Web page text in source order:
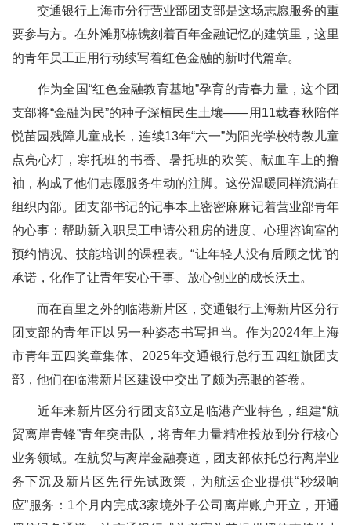
交通银行上海市分行营业部团支部是这场志愿服务的重
要参与方。在外滩那栋镌刻着百年金融记忆的建筑里，这里
的青年员工正用行动续写着红色金融的新时代篇章。
作为全国“红色金融教育基地”孕育的青春力量，这个团
支部将“金融为民”的种子深植民生土壤——用11载春秋陪伴
悦苗园残障儿童成长，连续13年“六一”为阳光学校特教儿童
点亮心灯，寒托班的书香、暑托班的欢笑、献血车上的撸
袖，构成了他们志愿服务生动的注脚。这份温暖同样流淌在
组织内部。团支部书记的记事本上密密麻麻记着营业部青年
的心事：帮助新入职员工申请公租房的进度、心理咨询室的
预约情况、技能培训的课程表。“让年轻人没有后顾之忧”的
承诺，化作了让青年安心干事、放心创业的成长沃土。
而在百里之外的临港新片区，交通银行上海新片区分行
团支部的青年正以另一种姿态书写担当。作为2024年上海
市青年五四奖章集体、2025年交通银行总行五四红旗团支
部，他们在临港新片区建设中交出了颇为亮眼的答卷。
近年来新片区分行团支部立足临港产业特色，组建“航
贸离岸青锋”青年突击队，将青年力量精准投放到分行核心
业务领域。在航贸与离岸金融赛道，团支部依托总行离岸业
务下沉及新片区先行先试政策，为航运企业提供“秒级响
应”服务：1个月内完成3家境外子公司离岸账户开立，开通